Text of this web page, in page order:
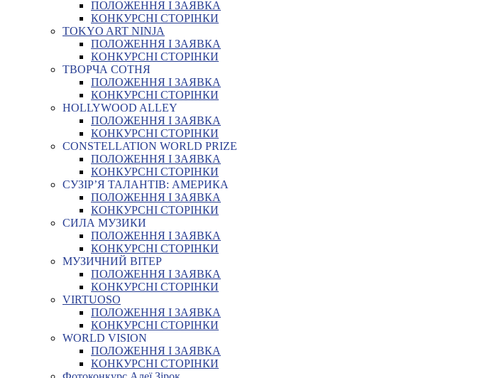
ПОЛОЖЕННЯ І ЗАЯВКА
КОНКУРСНІ СТОРІНКИ
TOKYO ART NINJA
ПОЛОЖЕННЯ І ЗАЯВКА
КОНКУРСНІ СТОРІНКИ
ТВОРЧА СОТНЯ
ПОЛОЖЕННЯ І ЗАЯВКА
КОНКУРСНІ СТОРІНКИ
HOLLYWOOD ALLEY
ПОЛОЖЕННЯ І ЗАЯВКА
КОНКУРСНІ СТОРІНКИ
CONSTELLATION WORLD PRIZE
ПОЛОЖЕННЯ І ЗАЯВКА
КОНКУРСНІ СТОРІНКИ
СУЗІР’Я ТАЛАНТІВ: АМЕРИКА
ПОЛОЖЕННЯ І ЗАЯВКА
КОНКУРСНІ СТОРІНКИ
СИЛА МУЗИКИ
ПОЛОЖЕННЯ І ЗАЯВКА
КОНКУРСНІ СТОРІНКИ
МУЗИЧНИЙ ВІТЕР
ПОЛОЖЕННЯ І ЗАЯВКА
КОНКУРСНІ СТОРІНКИ
VIRTUOSO
ПОЛОЖЕННЯ І ЗАЯВКА
КОНКУРСНІ СТОРІНКИ
WORLD VISION
ПОЛОЖЕННЯ І ЗАЯВКА
КОНКУРСНІ СТОРІНКИ